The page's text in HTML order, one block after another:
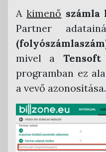
Akimenő számla
Partner
mivel a
programban ez
a vevő azonosítása.